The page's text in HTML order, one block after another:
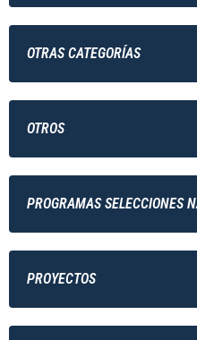
OTRAS CATEGORÍAS
OTROS
PROGRAMAS SELECCIONES
PROYECTOS